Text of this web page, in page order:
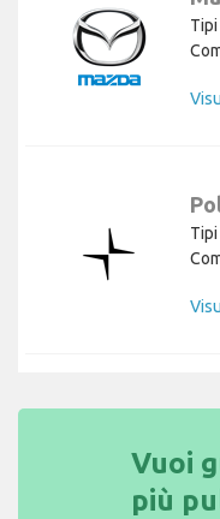
Tipi
Tipi
Vuoi
più